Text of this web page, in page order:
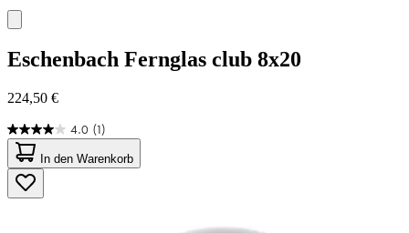
Eschenbach Fernglas club 8x20
224,50 €
4.0 (1)
4.0
von
5
Sternen.
1
In den Warenkorb